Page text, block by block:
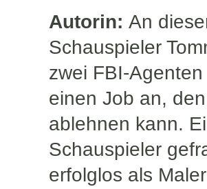
Autorin: An
Schauspieler
zwei FBI-
einen Job an,
ablehnen kann.
Schauspieler
erfolglos als